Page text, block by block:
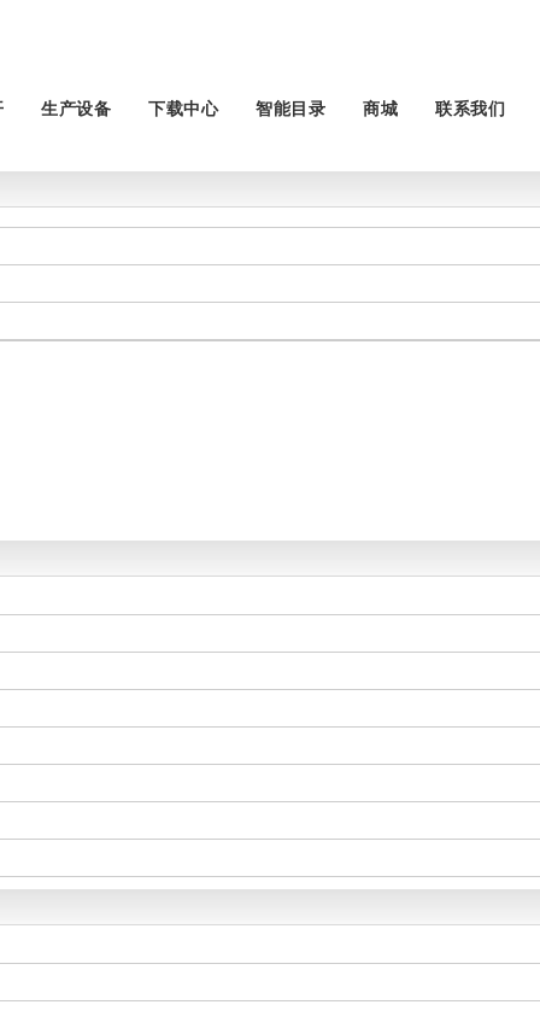
生产设备 下载中心 智能目录 商城 联系我们